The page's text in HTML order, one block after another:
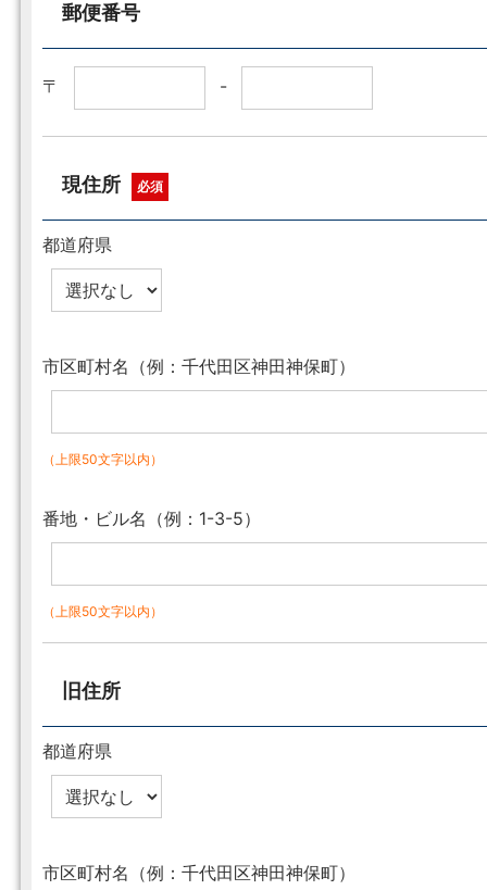
郵便番号
〒 -
現住所 必須
都道府県
市区町村名（例：千代田区神田神保町）
（上限50文字以内）
番地・ビル名（例：1-3-5）
（上限50文字以内）
旧住所
都道府県
市区町村名（例：千代田区神田神保町）